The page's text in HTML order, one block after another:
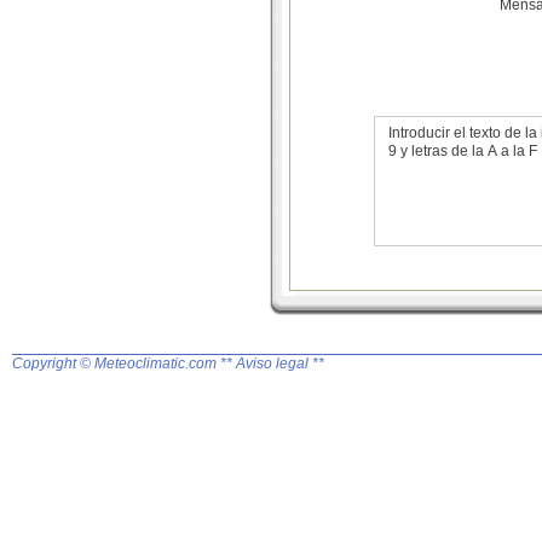
Introducir el texto de
9 y letras de la A a la F
Copyright © Meteoclimatic.com ** Aviso legal **